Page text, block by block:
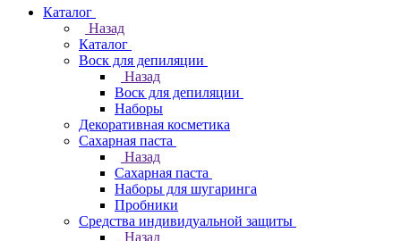
Каталог
Назад
Каталог
Воск для депиляции
Назад
Воск для депиляции
Наборы
Декоративная косметика
Сахарная паста
Назад
Сахарная паста
Наборы для шугаринга
Пробники
Средства индивидуальной защиты
Назад